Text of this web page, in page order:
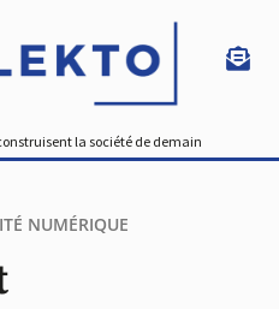
la société de demain
NUMÉRIQUE